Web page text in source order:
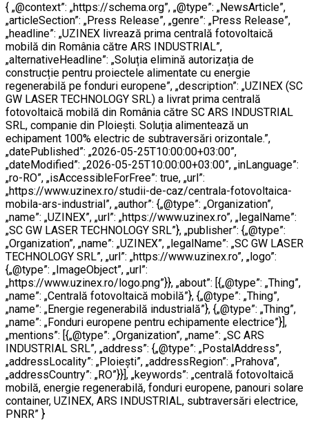
{ „@context”: „https://schema.org”, „@type”: „NewsArticle”,
„articleSection”: „Press Release”, „genre”: „Press Release”,
„headline”: „UZINEX livrează prima centrală fotovoltaică
mobilă din România către ARS INDUSTRIAL”,
„alternativeHeadline”: „Soluția elimină autorizația de
construcție pentru proiectele alimentate cu energie
regenerabilă pe fonduri europene”, „description”: „UZINEX (SC
GW LASER TECHNOLOGY SRL) a livrat prima centrală
fotovoltaică mobilă din România către SC ARS INDUSTRIAL
SRL, companie din Ploiești. Soluția alimentează un
echipament 100% electric de subtraversări orizontale.”,
„datePublished”: „2026-05-25T10:00:00+03:00”,
„dateModified”: „2026-05-25T10:00:00+03:00”, „inLanguage”:
„ro-RO”, „isAccessibleForFree”: true, „url”:
„https://www.uzinex.ro/studii-de-caz/centrala-fotovoltaica-
mobila-ars-industrial”, „author”: {„@type”: „Organization”,
„name”: „UZINEX”, „url”: „https://www.uzinex.ro”, „legalName”:
„SC GW LASER TECHNOLOGY SRL”}, „publisher”: {„@type”:
„Organization”, „name”: „UZINEX”, „legalName”: „SC GW LASER
TECHNOLOGY SRL”, „url”: „https://www.uzinex.ro”, „logo”:
{„@type”: „ImageObject”, „url”:
„https://www.uzinex.ro/logo.png”}}, „about”: [{„@type”: „Thing”,
„name”: „Centrală fotovoltaică mobilă”}, {„@type”: „Thing”,
„name”: „Energie regenerabilă industrială”}, {„@type”: „Thing”,
„name”: „Fonduri europene pentru echipamente electrice”}],
„mentions”: [{„@type”: „Organization”, „name”: „SC ARS
INDUSTRIAL SRL”, „address”: {„@type”: „PostalAddress”,
„addressLocality”: „Ploiești”, „addressRegion”: „Prahova”,
„addressCountry”: „RO”}}], „keywords”: „centrală fotovoltaică
mobilă, energie regenerabilă, fonduri europene, panouri solare
container, UZINEX, ARS INDUSTRIAL, subtraversări electrice,
PNRR” }